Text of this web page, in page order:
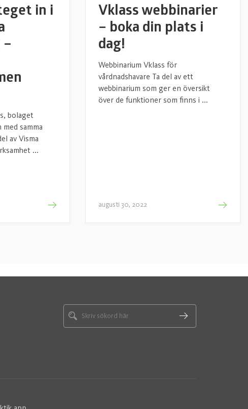
in i
bolaget
samma
av Visma
...
Vklass webbinarier
– boka din plats i
dag!
Webbinarium Vklass för
vårdnadshavare Ta del av ett
webbinarium som ger en översikt
över de funktioner som finns i ...
augusti 30, 2022